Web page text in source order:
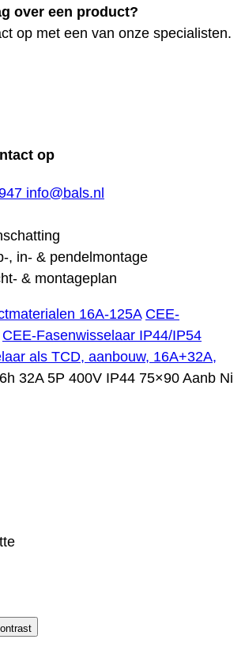
over een product?
op met een van onze specialisten.
op
info@bals.nl
, in- & pendelmontage
& montageplan
16A-125A CEE-
CEE-Fasenwisselaar IP44/IP54
als TCD, aanbouw, 16A+32A,
32A 5P 400V IP44 75×90 Aanb Ni